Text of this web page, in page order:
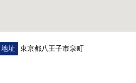
地址 東京都八王子市泉町